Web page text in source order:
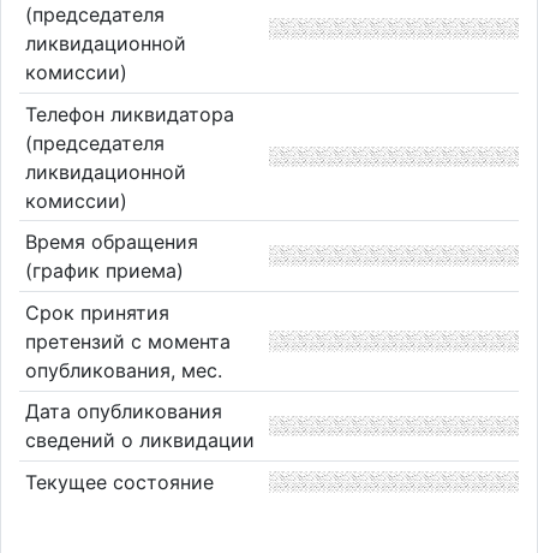
(председателя
ликвидационной
комиссии)
Телефон ликвидатора
(председателя
ликвидационной
комиссии)
Время обращения
(график приема)
Срок принятия
претензий с момента
опубликования, мес.
Дата опубликования
сведений о ликвидации
Текущее состояние